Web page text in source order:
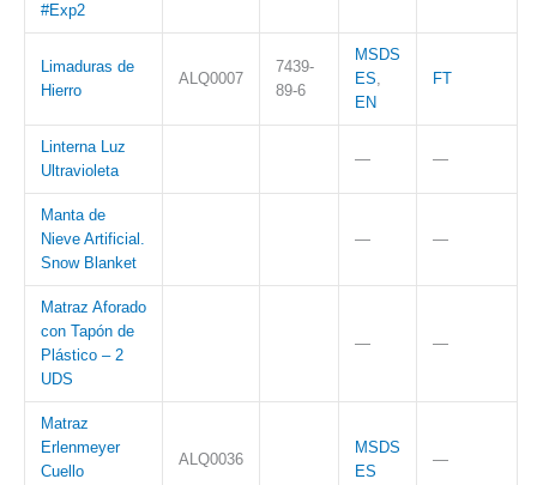
#Exp2
Limaduras de
Hierro
ALQ0007
7439-
89-6
MSDS
ES,
EN
FT
Linterna Luz
Ultravioleta
— —
Manta de
Nieve Artificial.
Snow Blanket
— —
Matraz Aforado
con Tapón de
Plástico – 2
UDS
— —
Matraz
Erlenmeyer
Cuello
ALQ0036
MSDS
ES
—